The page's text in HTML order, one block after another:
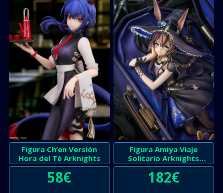
Figura Ch’en Versión
Hora del Té Arknights
58€
Figura Amiya Viaje
Solitario Arknights
Versión Mundo
182€